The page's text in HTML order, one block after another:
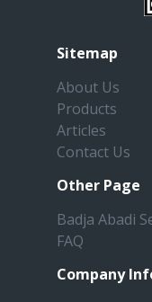
Sitemap
About Us
Products
Articles
Contact Us
Other Page
Badja Abadi
FAQ
Company